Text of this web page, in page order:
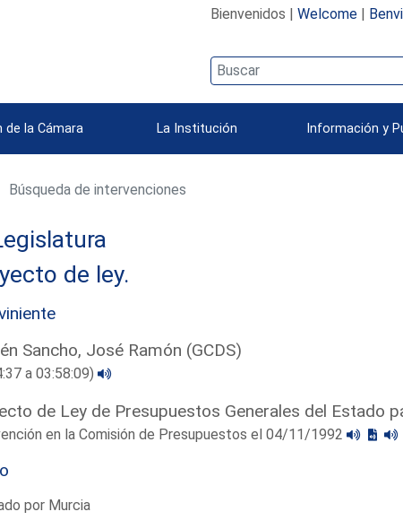
Bienvenidos | Welcome|
de la Cámara La Institución Información y
Búsqueda de intervenciones
de ley.
Sancho, José Ramón (GCDS)
a 03:58:09)
de Ley de Presupuestos Generales del Estado
en la Comisión de Presupuestos el 04/11/1992
por Murcia